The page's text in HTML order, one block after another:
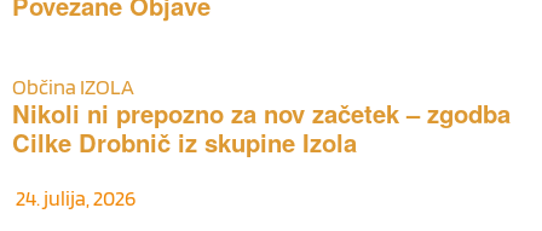
Občina IZOLA
Nikoli ni prepozno za nov začetek – zgodba
Cilke Drobnič iz skupine Izola
24. julija, 2026